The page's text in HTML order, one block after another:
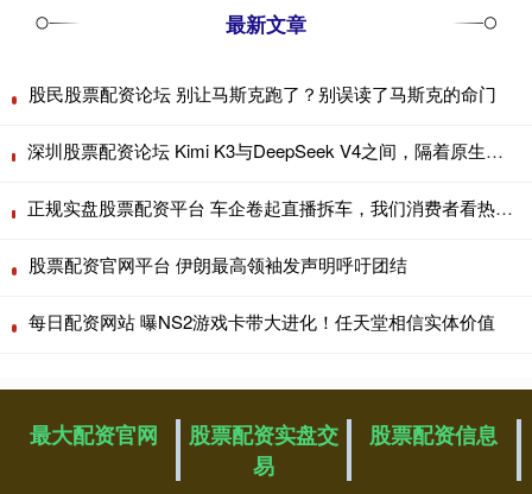
最新文章
股民股票配资论坛 别让马斯克跑了？别误读了马斯克的命门
深圳股票配资论坛 Kimi K3与DeepSeek V4之间，隔着原生多模态的时间差
正规实盘股票配资平台 车企卷起直播拆车，我们消费者看热闹也要看门道
股票配资官网平台 伊朗最高领袖发声明呼吁团结
每日配资网站 曝NS2游戏卡带大进化！任天堂相信实体价值
最大配资官网
股票配资实盘交
易
股票配资信息